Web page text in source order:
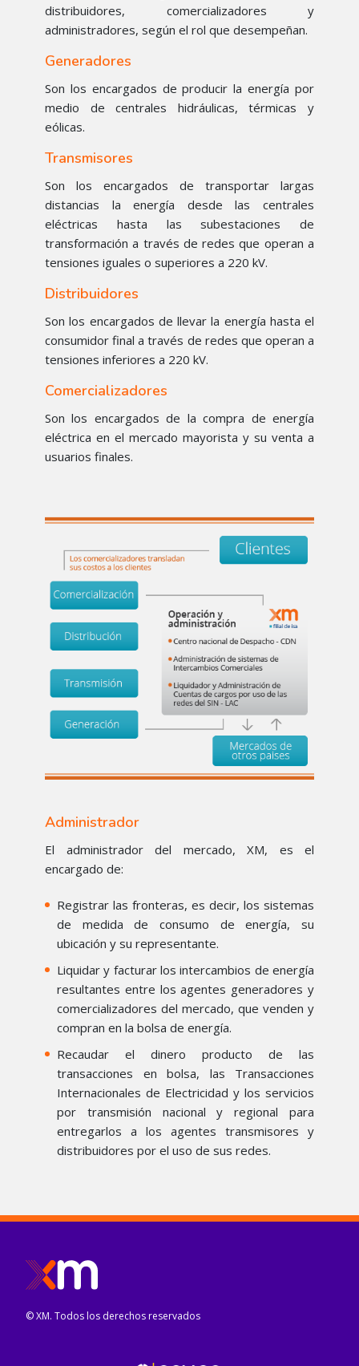
distribuidores, comercializadores y
administradores, según el rol que desempeñan.
Generadores
Son los encargados de producir la energía por
medio de centrales hidráulicas, térmicas y
eólicas.
Transmisores
Son los encargados de transportar largas
distancias la energía desde las centrales
eléctricas hasta las subestaciones de
transformación a través de redes que operan a
tensiones iguales o superiores a 220 kV.
Distribuidores
Son los encargados de llevar la energía hasta el
consumidor final a través de redes que operan a
tensiones inferiores a 220 kV.
Comercializadores
Son los encargados de la compra de energía
eléctrica en el mercado mayorista y su venta a
usuarios finales.
Administrador
El administrador del mercado, XM, es el
encargado de:
Registrar las fronteras, es decir, los sistemas
de medida de consumo de energía, su
ubicación y su representante.
Liquidar y facturar los intercambios de energía
resultantes entre los agentes generadores y
comercializadores del mercado, que venden y
compran en la bolsa de energía.
Recaudar el dinero producto de las
transacciones en bolsa, las Transacciones
Internacionales de Electricidad y los servicios
por transmisión nacional y regional para
entregarlos a los agentes transmisores y
distribuidores por el uso de sus redes.
© XM. Todos los derechos reservados